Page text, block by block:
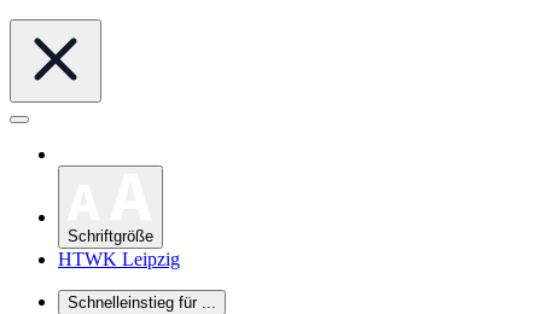
Schriftgröße
HTWK Leipzig
Schnelleinstieg für ...